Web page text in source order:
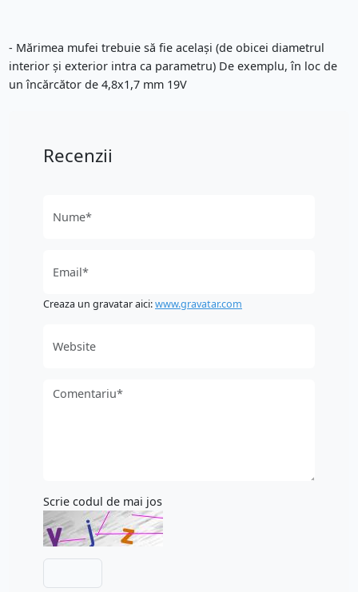
- Mărimea mufei trebuie să fie același (de obicei diametrul
interior și exterior intra ca parametru) De exemplu, în loc de
un încărcător de 4,8x1,7 mm 19V
Recenzii
Creaza un gravatar aici:www.gravatar.com
Scrie codul de mai jos